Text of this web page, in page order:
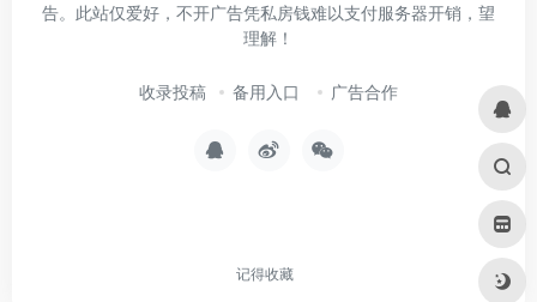
告。此站仅爱好，不开广告凭私房钱难以支付服务器开销，望
理解！
收录投稿 备用入口 广告合作
记得收藏